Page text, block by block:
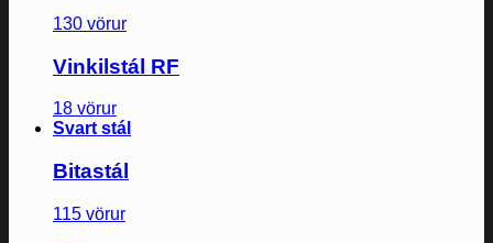
130 vörur
Vinkilstál RF
18 vörur
Svart stál
Bitastál
115 vörur